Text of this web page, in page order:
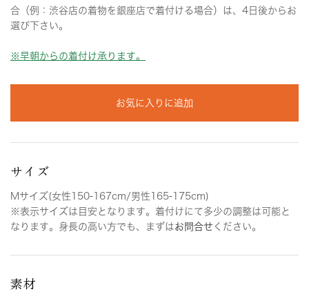
合（例：渋谷店の着物を銀座店で着付ける場合）は、4日後からお
選び下さい。
※早朝からの着付け承ります。
お気に入りに追加
サイズ
Mサイズ(女性150-167cm/男性165-175cm)
※表示サイズは目安となります。着付けにて多少の調整は可能と
なります。身長の高い方でも、まずはお問合せ ください。
素材